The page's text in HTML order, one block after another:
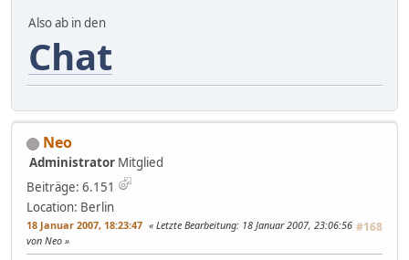
Also ab in den
Chat
Neo
Administrator Mitglied
Beiträge: 6.151
Location: Berlin
18 Januar 2007, 18:23:47 #168
Letzte Bearbeitung: 18 Januar 2007, 23:06:56
von Neo